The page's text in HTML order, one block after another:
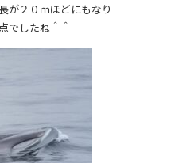
が２０ｍほどにもなり
でしたね＾＾